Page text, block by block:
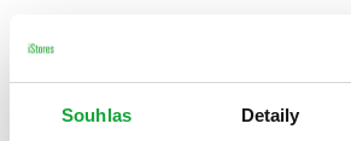
Souhlas Detaily